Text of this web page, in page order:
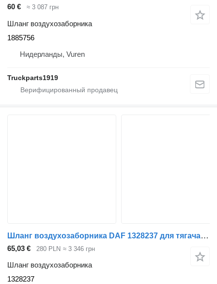
60 € ≈ 3 087 грн
Шланг воздухозаборника
1885756
Нидерланды, Vuren
Truckparts1919
Шланг воздухозаборника DAF 1328237 для тягача DAF XF 105
65,03 € 280 PLN ≈ 3 346 грн
Шланг воздухозаборника
1328237